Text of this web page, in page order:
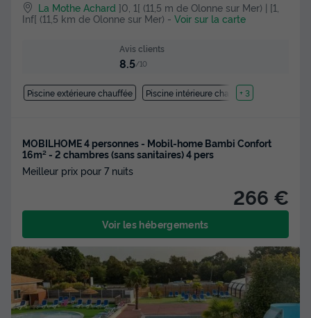
La Mothe Achard ]0, 1[ (11,5 m de Olonne sur Mer) | [1,
Inf[ (11,5 km de Olonne sur Mer) - Voir sur la carte
Avis clients
8.5/10
Piscine extérieure chauffée Piscine intérieure chauffée
+ 3
MOBILHOME 4 personnes - Mobil-home Bambi Confort
16m² - 2 chambres (sans sanitaires) 4 pers
Meilleur prix pour 7 nuits
266 €
Voir les hébergements